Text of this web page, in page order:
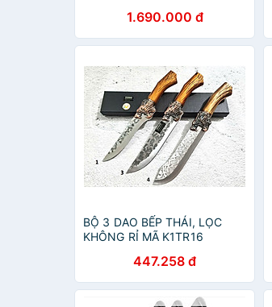
1.690.000 đ
BỘ 3 DAO BẾP THÁI, LỌC
KHÔNG RỈ MÃ K1TR16
447.258 đ